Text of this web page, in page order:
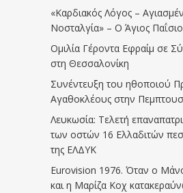
«Καρδιακός Λόγος –
Νοσταλγία» – Ο Άγιος
Ομιλία Γέροντα Εφραίμ σε
στη Θεσσαλονίκη
Συνέντευξη του ηθοποιού
Αγαθοκλέους στην
Λευκωσία: Τελετή
των οστών 16 Ελλαδιτών
της ΕΛΔΥΚ
Eurovision 1976. Όταν ο
και η Μαρίζα Κοχ